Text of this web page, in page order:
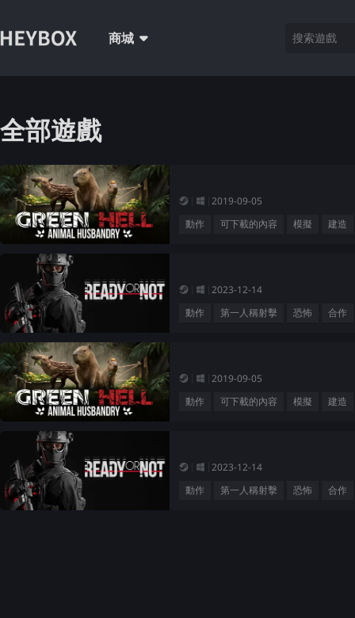
商城
全部遊戲
2019-09-05
動作
可下載的內容 模擬 建造
2023-12-14
動作
第一人稱射擊 恐怖 合作
2019-09-05
動作
可下載的內容 模擬 建造
2023-12-14
動作
第一人稱射擊 恐怖 合作